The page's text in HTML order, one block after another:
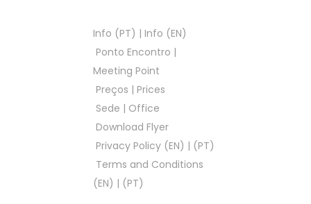
Info (PT) | Info (EN)
Ponto Encontro |
Meeting Point
Preços | Prices
Sede | Office
Download Flyer
Privacy Policy (EN) | (PT)
Terms and Conditions
(EN) | (PT)